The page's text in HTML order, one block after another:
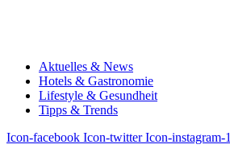
Aktuelles & News
Hotels & Gastronomie
Lifestyle & Gesundheit
Tipps & Trends
Icon-facebook Icon-twitter Icon-instagram-1